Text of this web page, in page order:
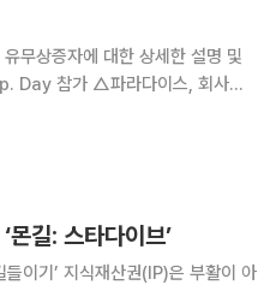
무상증자에 대한 상세한 설명 및
Day 참가 △파라다이스, 회사에
길: 스타다이브’
이기’ 지식재산권(IP)은 부활이 아